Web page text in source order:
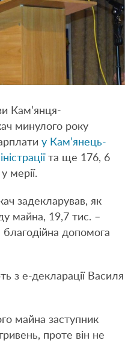
Кам’янця-
минулого року
у Кам’янець-
та ще 176, 6
мерії.
задекларував, як
майна, 19,7 тис. –
допомога
з е-декларації Василя
майна заступник
проте він не